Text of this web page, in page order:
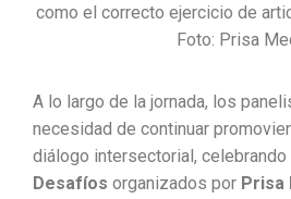
como el correcto ejercicio de
Foto: Prisa
A lo largo de la jornada, los
necesidad de continuar
diálogo intersectorial,
Desafíos organizados por Prisa